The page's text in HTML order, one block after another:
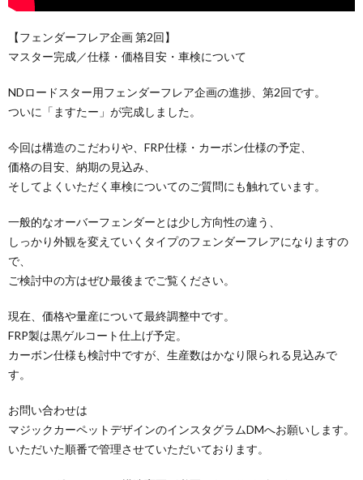
【フェンダーフレア企画 第2回】
マスター完成／仕様・価格目安・車検について
NDロードスター用フェンダーフレア企画の進捗、第2回です。
ついに「ますたー」が完成しました。
今回は構造のこだわりや、FRP仕様・カーボン仕様の予定、
価格の目安、納期の見込み、
そしてよくいただく車検についてのご質問にも触れています。
一般的なオーバーフェンダーとは少し方向性の違う、
しっかり外観を変えていくタイプのフェンダーフレアになりますの
で、
ご検討中の方はぜひ最後までご覧ください。
現在、価格や量産について最終調整中です。
FRP製は黒ゲルコート仕上げ予定。
カーボン仕様も検討中ですが、生産数はかなり限られる見込みで
す。
お問い合わせは
マジックカーペットデザインのインスタグラムDMへお願いします。
いただいた順番で管理させていただいております。